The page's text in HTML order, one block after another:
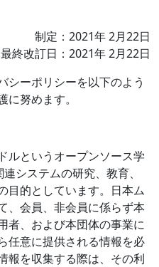
制定： 2021年2月22日
最終改訂日： 2021年2月22日
シーポリシーを以下のよう
努めます。
ルというオープンソース学
システムの研究、教育、
目的としています。日本ム
、会員、非会員に係らず本
者、および本団体の事業に
任意に提供される情報を必
報を収集する際は、その利